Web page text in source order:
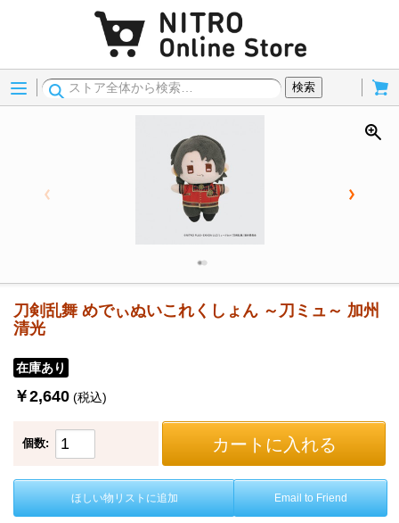
Menu
検索
刀剣乱舞 めでぃぬいこれくしょん ～刀ミュ～ 加州
清光
在庫あり
￥2,640 (税込)
個数: カートに入れる
ほしい物リストに追加 Email to Friend